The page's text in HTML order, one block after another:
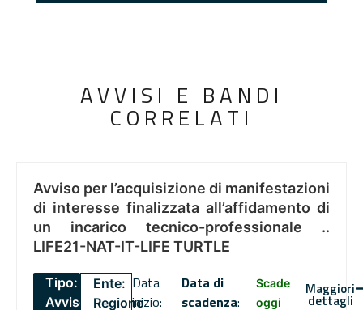
AVVISI E BANDI
CORRELATI
Avviso per l’acquisizione di manifestazioni
di interesse finalizzata all’affidamento di
un incarico tecnico-professionale ..
LIFE21-NAT-IT-LIFE TURTLE
Tipo:
Avviso
Ente:
Regione
Data
inizio:
Data di
scadenza:
Scade
oggi
Maggiori
dettagli